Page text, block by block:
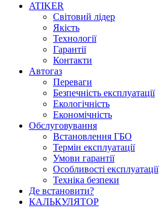
ATIKER
Світовий лідер
Якість
Технології
Гарантії
Контакти
Автогаз
Переваги
Безпечність експлуатації
Екологічність
Економічність
Обслуговування
Встановлення ГБО
Термін експлуатації
Умови гарантії
Особливості експлуатації
Техніка безпеки
Де встановити?
КАЛЬКУЛЯТОР